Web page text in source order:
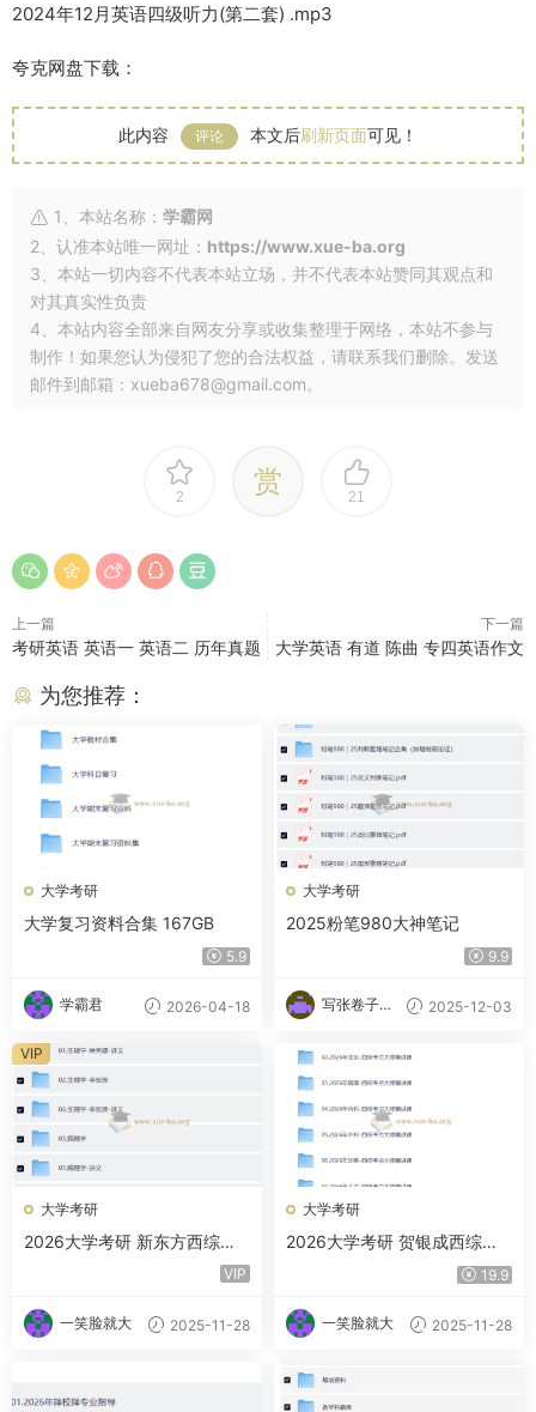
2024年12月英语四级听力(第二套) .mp3
夸克网盘下载：
此内容 评论 本文后刷新页面可见！
1、本站名称： 学霸网
2、认准本站唯一网址： https://www.xue-ba.org
3、本站一切内容不代表本站立场，并不代表本站赞同其观点和
对其真实性负责
4、本站内容全部来自网友分享或收集整理于网络，本站不参与
制作！如果您认为侵犯了您的合法权益，请联系我们删除。发送
邮件到邮箱：xueba678@gmail.com。
2 赏 21
上一篇
考研英语 英语一 英语二 历年真题
下一篇
大学英语 有道 陈曲 专四英语作文
为您推荐：
大学考研
大学复习资料合集 167GB
5.9
学霸君 2026-04-18
大学考研
2025粉笔980大神笔记
9.9
写张卷子冷
2025-12-03
大学考研
2026大学考研 新东方西综全
VIP
一笑脸就大 2025-11-28
VIP
大学考研
2026大学考研 贺银成西综全
19.9
一笑脸就大 2025-11-28